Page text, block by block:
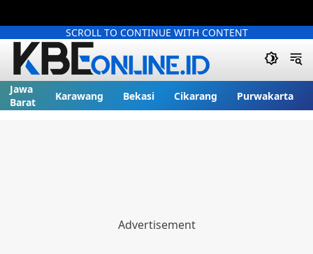
SCROLL TO CONTINUE WITH CONTENT
Jawa
Barat
Karawang Bekasi Cikarang Purwakarta